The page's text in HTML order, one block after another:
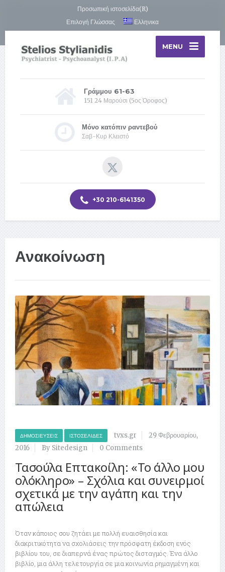
Προσωπική ιστοσελίδα(R)
Επιλογή Γλώσσας
Ελληνικα
MENU
Γράμμου 61-63
151 24 Μαρούσι (5ος Όροφος)
Μόνο κατόπιν ραντεβού
Σαβ-Κυρ Κλειστό
+30 210-6141350
Ανακοίνωση
ΔΗΜΟΣΙΕΎΣΕΙΣ ΙΣΤΟΣΕΛΊΔΕΣ tvxs.gr
29 Φεβρουαρίου,
2016
By Sitedesign 0 Comments
Τασούλα Επτακοίλη: «Το άλλο μου
ολόκληρο» – Σχόλια και συνειρμοί
σχετικά με την αγάπη και την
απώλεια
Όταν κάποιος σου ζητάει με πολλή ευαισθησία και
διακριτικότητα να σχολιάσεις την πρόσφατη έκδοση ενός
βιβλίου του, σε διαπερνά ένας πρώτος δισταγμός. Ένα άλλο
βιβλίο, μια άλλη τελετουργία σε μια κοινωνία ρημαγμένη και